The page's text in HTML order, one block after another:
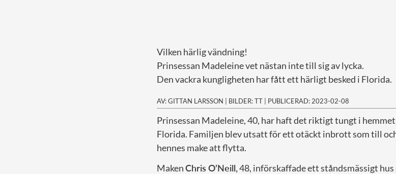
Vilken härlig vändning!
Prinsessan Madeleine vet nästan inte till sig av lycka.
Den vackra kungligheten har fått ett härligt besked i Florida.
AV: GITTAN LARSSON | BILDER: TT | PUBLICERAD: 2023-02-08
Prinsessan Madeleine, 40, har haft det riktigt tungt i
Florida. Familjen blev utsatt för ett otäckt inbrott som till
hennes make att flytta.
MakenChris O’Neill,48, införskaffade ett ståndsmässigt